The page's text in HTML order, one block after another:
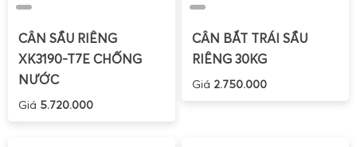
CÂN SẦU RIÊNG
XK3190-T7E CHỐNG
NƯỚC
Giá 5.720.000
CÂN BẮT TRÁI SẦU
RIÊNG 30KG
Giá 2.750.000